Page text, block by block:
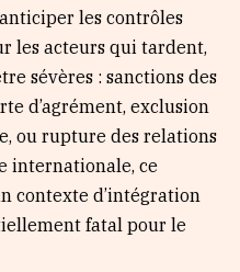
les contrôles
les acteurs qui tardent,
sévères : sanctions des
d’agrément, exclusion
ou rupture des relations
internationale, ce
contexte d’intégration
fatal pour le